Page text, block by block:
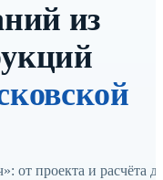
из
от проекта и расчёта